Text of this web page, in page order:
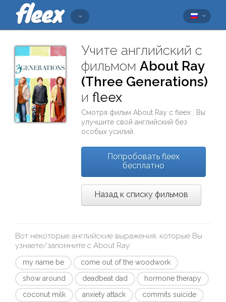
Учите английский с
фильмомAbout Ray
(Three Generations)
иfleex
Смотря фильмAbout Ray сfleex
, Вы
улучшите свой английский без
особых усилий.
Попробовать fleex
бесплатно
Назад к списку фильмов
Вот некоторые английские выражения, которые Вы
узнаете/запомните с About Ray:
my name be
come out of the woodwork
show around
deadbeat dad
hormone therapy
coconut milk
anxiety attack
commits suicide